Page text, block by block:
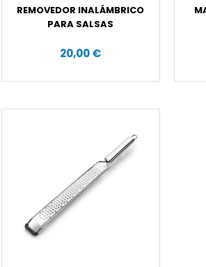
REMOVEDOR INALÁMBRICO
PARA SALSAS
20,00 €